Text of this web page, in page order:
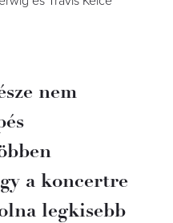
nem
a koncertre
legkisebb